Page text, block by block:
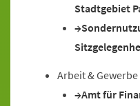
Stadtgebiet
Arbeit &
Amt für